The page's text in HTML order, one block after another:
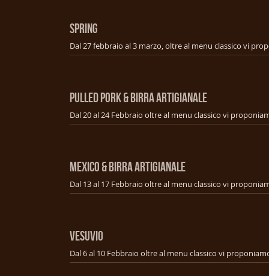
SPRING
PULLED PORK & BIRRA ARTIGIANALE
MEXICO & BIRRA ARTIGIANALE
VESUVIO